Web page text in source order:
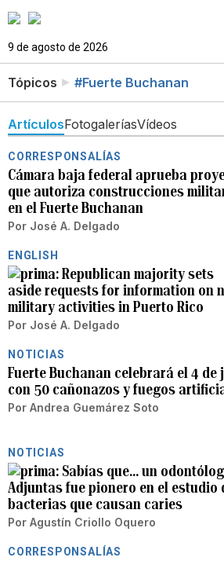
9 de agosto de 2026
Tópicos #Fuerte Buchanan
ArtículosFotogaleríasVídeos
CORRESPONSALÍAS
Cámara baja federal aprueba
que autoriza construcciones
en el Fuerte Buchanan
Por José A. Delgado
ENGLISH
Republican majority sets
aside requests for information on
military activities in Puerto Rico
Por José A. Delgado
NOTICIAS
Fuerte Buchanan celebrará el 4 de
con 50 cañonazos y fuegos
Por Andrea Guemárez Soto
NOTICIAS
Sabías que… un
Adjuntas fue pionero en el estudio
bacterias que causan caries
Por Agustín Criollo Oquero
CORRESPONSALÍAS